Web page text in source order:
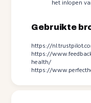
het inlopen
Gebruikte
https://
https://
health/
https://